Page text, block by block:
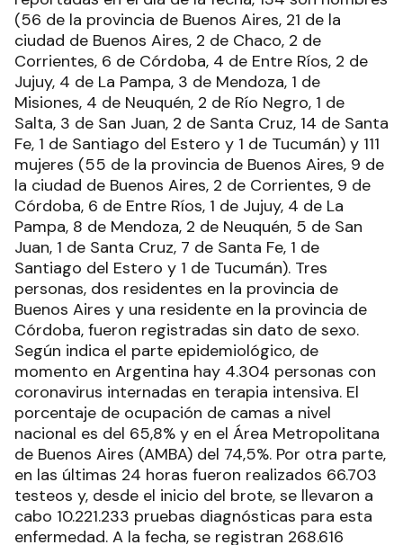
(56 de la provincia de Buenos Aires, 21 de la
ciudad de Buenos Aires, 2 de Chaco, 2 de
Corrientes, 6 de Córdoba, 4 de Entre Ríos, 2 de
Jujuy, 4 de La Pampa, 3 de Mendoza, 1 de
Misiones, 4 de Neuquén, 2 de Río Negro, 1 de
Salta, 3 de San Juan, 2 de Santa Cruz, 14 de Santa
Fe, 1 de Santiago del Estero y 1 de Tucumán) y 111
mujeres (55 de la provincia de Buenos Aires, 9 de
la ciudad de Buenos Aires, 2 de Corrientes, 9 de
Córdoba, 6 de Entre Ríos, 1 de Jujuy, 4 de La
Pampa, 8 de Mendoza, 2 de Neuquén, 5 de San
Juan, 1 de Santa Cruz, 7 de Santa Fe, 1 de
Santiago del Estero y 1 de Tucumán). Tres
personas, dos residentes en la provincia de
Buenos Aires y una residente en la provincia de
Córdoba, fueron registradas sin dato de sexo.
Según indica el parte epidemiológico, de
momento en Argentina hay 4.304 personas con
coronavirus internadas en terapia intensiva. El
porcentaje de ocupación de camas a nivel
nacional es del 65,8% y en el Área Metropolitana
de Buenos Aires (AMBA) del 74,5%. Por otra parte,
en las últimas 24 horas fueron realizados 66.703
testeos y, desde el inicio del brote, se llevaron a
cabo 10.221.233 pruebas diagnósticas para esta
enfermedad. A la fecha, se registran 268.616